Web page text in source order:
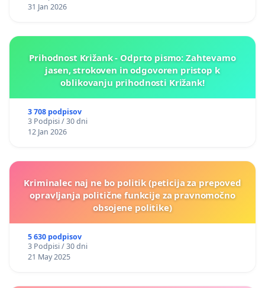
31 Jan 2026
Prihodnost Križank - Odprto pismo: Zahtevamo
jasen, strokoven in odgovoren pristop k
oblikovanju prihodnosti Križank!
3 708 podpisov
3 Podpisi / 30 dni
12 Jan 2026
Kriminalec naj ne bo politik (peticija za prepoved
opravljanja politične funkcije za pravnomočno
obsojene politike)
5 630 podpisov
3 Podpisi / 30 dni
21 May 2025